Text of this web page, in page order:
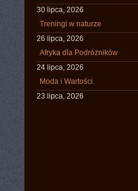
30 lipca, 2026
Treningi w naturze
26 lipca, 2026
Afryka dla Podróżników
24 lipca, 2026
Moda i Wartości
23 lipca, 2026